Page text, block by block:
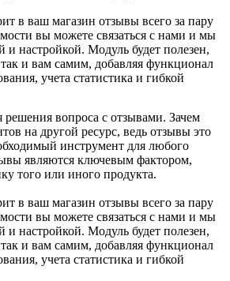
в ваш магазин отзывы всего за пару
вы можете связаться с нами и мы
и настройкой. Модуль будет полезен,
и вам самим, добавляя функционал
учета статистика и гибкой
пробный период, так же
пожелания и критику, поэтому
обратную связь и возможно уже
тот самый функционал,
сейчас.
вопроса с отзывами. Зачем
на другой ресурс, ведь отзывы это
инструмент для любого
являются ключевым фактором,
того или иного продукта.
в ваш магазин отзывы всего за пару
вы можете связаться с нами и мы
и настройкой. Модуль будет полезен,
и вам самим, добавляя функционал
учета статистика и гибкой